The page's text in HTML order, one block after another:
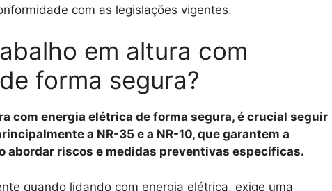
com as legislações vigentes.
em altura com
forma segura?
com energia elétrica de forma segura, é crucial seguir
a NR-35 e a NR-10, que garantem a
abordar riscos e medidas preventivas específicas.
quando lidando com energia elétrica, exige uma